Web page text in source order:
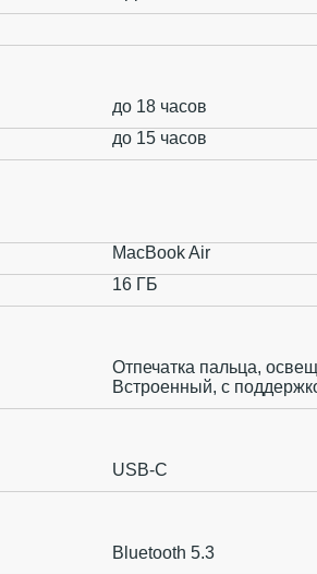
до 18 часов
до 15 часов
MacBook Air
16 ГБ
Отпечатка пальца,
Встроенный, с
USB-C
Bluetooth 5.3